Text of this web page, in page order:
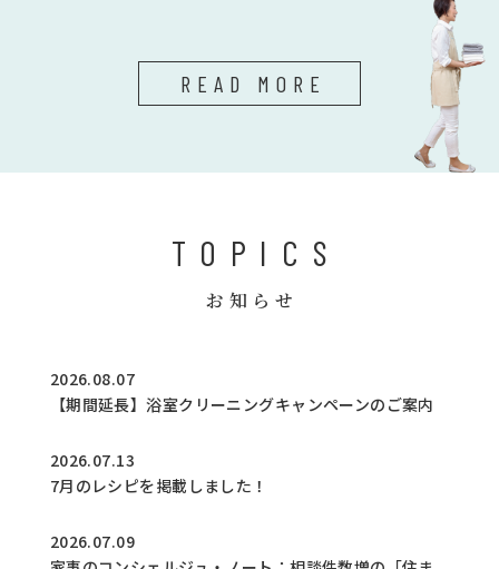
READ MORE
TOPICS
お知らせ
2026.08.07
【期間延長】浴室クリーニングキャンペーンのご案内
2026.07.13
7月のレシピを掲載しました！
2026.07.09